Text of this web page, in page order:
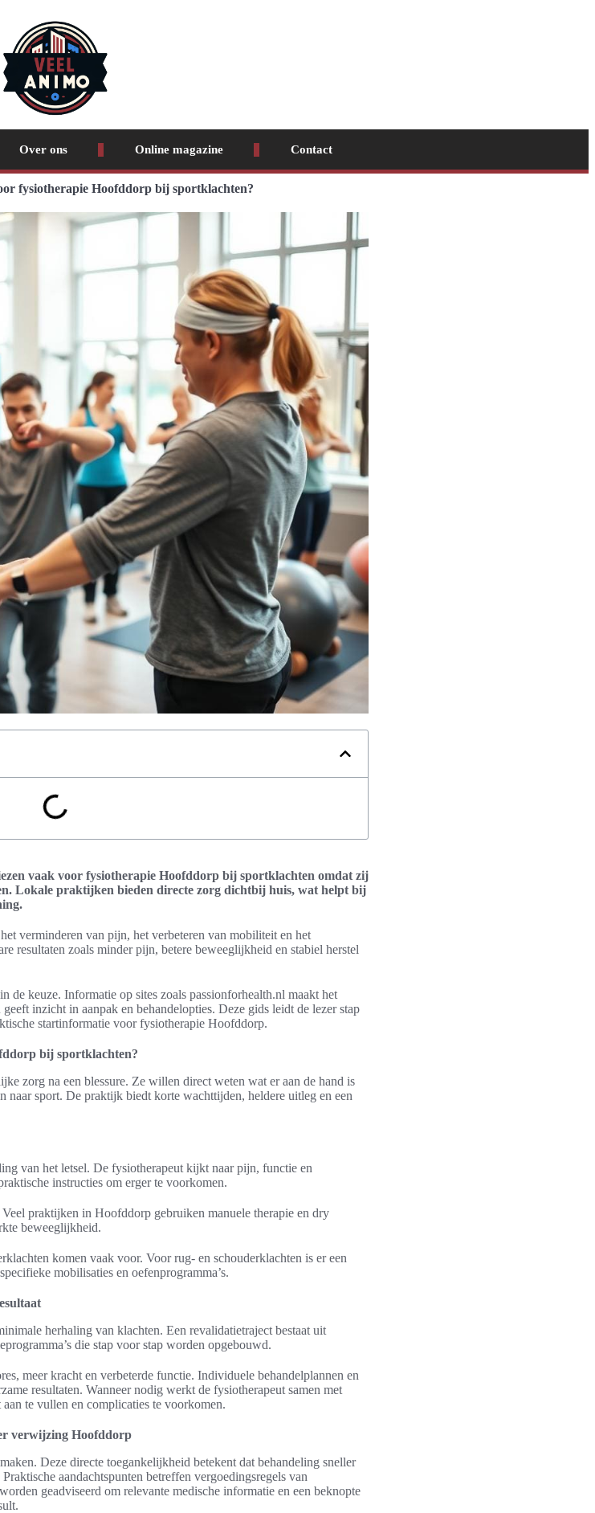
Over ons Online magazine Contact
fysiotherapie Hoofddorp bij sportklachten?
vaak voor fysiotherapie Hoofddorp bij sportklachten omdat zij
Lokale praktijken bieden directe zorg dichtbij huis, wat helpt bij
verminderen van pijn, het verbeteren van mobiliteit en het
resultaten zoals minder pijn, betere beweeglijkheid en stabiel herstel
de keuze. Informatie op sites zoals passionforhealth.nl maakt het
inzicht in aanpak en behandelopties. Deze gids leidt de lezer stap
startinformatie voor fysiotherapie Hoofddorp.
bij sportklachten?
zorg na een blessure. Ze willen direct weten wat er aan de hand is
naar sport. De praktijk biedt korte wachttijden, heldere uitleg en een
van het letsel. De fysiotherapeut kijkt naar pijn, functie en
instructies om erger te voorkomen.
praktijken in Hoofddorp gebruiken manuele therapie en dry
beweeglijkheid.
komen vaak voor. Voor rug- en schouderklachten is er een
mobilisaties en oefenprogramma’s.
herhaling van klachten. Een revalidatietraject bestaat uit
die stap voor stap worden opgebouwd.
meer kracht en verbeterde functie. Individuele behandelplannen en
resultaten. Wanneer nodig werkt de fysiotherapeut samen met
te vullen en complicaties te voorkomen.
verwijzing Hoofddorp
Deze directe toegankelijkheid betekent dat behandeling sneller
aandachtspunten betreffen vergoedingsregels van
geadviseerd om relevante medische informatie en een beknopte